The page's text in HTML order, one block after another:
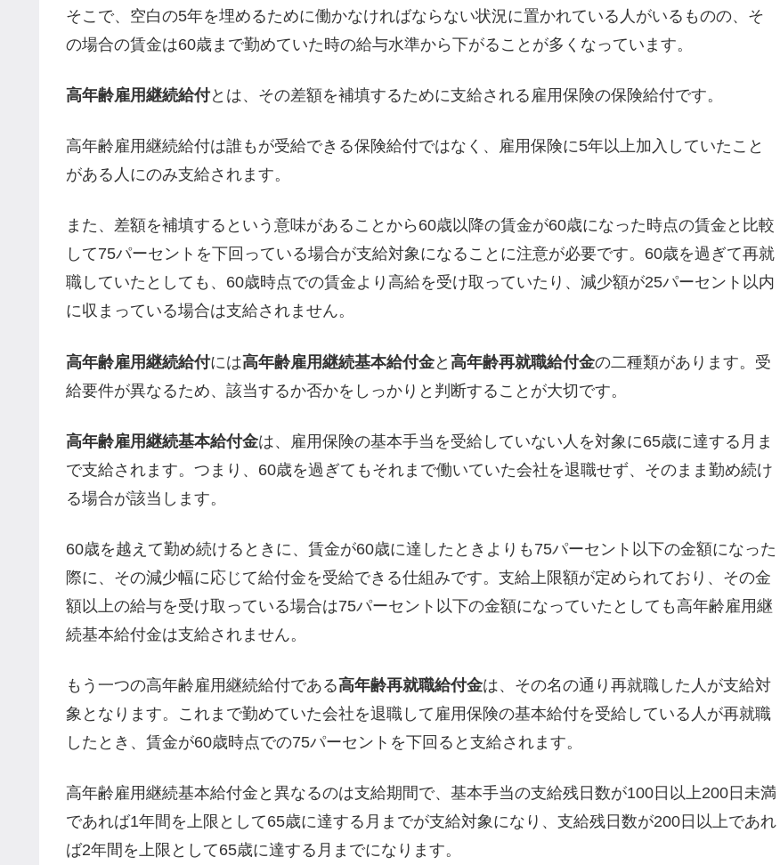
そこで、空白の5年を埋めるために働かなければならない状況に置かれている人がいるものの、そ
の場合の賃金は60歳まで勤めていた時の給与水準から下がることが多くなっています。
高年齢雇用継続給付とは、その差額を補填するために支給される雇用保険の保険給付です。
高年齢雇用継続給付は誰もが受給できる保険給付ではなく、雇用保険に5年以上加入していたこと
がある人にのみ支給されます。
また、差額を補填するという意味があることから60歳以降の賃金が60歳になった時点の賃金と比較
して75パーセントを下回っている場合が支給対象になることに注意が必要です。60歳を過ぎて再就
職していたとしても、60歳時点での賃金より高給を受け取っていたり、減少額が25パーセント以内
に収まっている場合は支給されません。
高年齢雇用継続給付には高年齢雇用継続基本給付金と 高年齢再就職給付金の二種類があります。受
給要件が異なるため、該当するか否かをしっかりと判断することが大切です。
高年齢雇用継続基本給付金は、雇用保険の基本手当を受給していない人を対象に65歳に達する月ま
で支給されます。つまり、60歳を過ぎてもそれまで働いていた会社を退職せず、そのまま勤め続け
る場合が該当します。
60歳を越えて勤め続けるときに、賃金が60歳に達したときよりも75パーセント以下の金額になった
際に、その減少幅に応じて給付金を受給できる仕組みです。支給上限額が定められており、その金
額以上の給与を受け取っている場合は75パーセント以下の金額になっていたとしても高年齢雇用継
続基本給付金は支給されません。
もう一つの高年齢雇用継続給付である高年齢再就職給付金は、その名の通り再就職した人が支給対
象となります。これまで勤めていた会社を退職して雇用保険の基本給付を受給している人が再就職
したとき、賃金が60歳時点での75パーセントを下回ると支給されます。
高年齢雇用継続基本給付金と異なるのは支給期間で、基本手当の支給残日数が100日以上200日未満
であれば1年間を上限として65歳に達する月までが支給対象になり、支給残日数が200日以上であれ
ば2年間を上限として65歳に達する月までになります。